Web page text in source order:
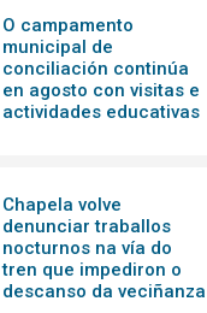
O campamento
municipal de
conciliación continúa
en agosto con visitas e
actividades educativas
Chapela volve
denunciar traballos
nocturnos na vía do
tren que impediron o
descanso da veciñanza